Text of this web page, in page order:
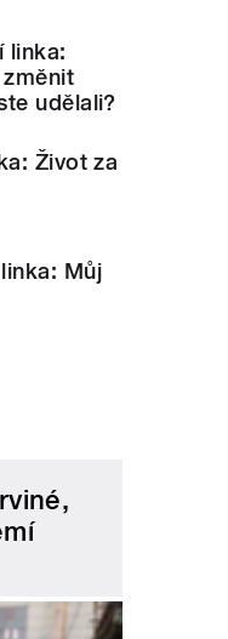
linka:
udělali?
Život za
Můj